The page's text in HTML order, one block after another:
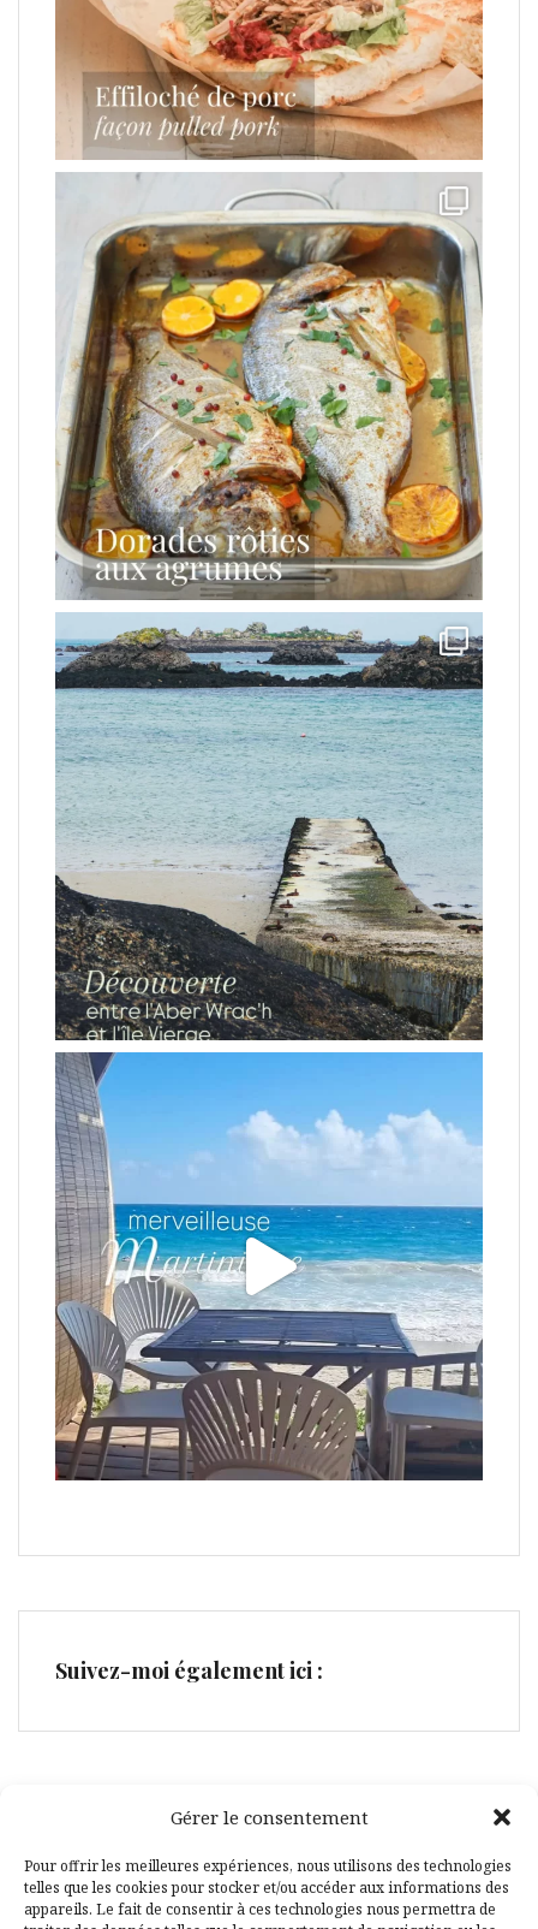
Gérer le consentement
Pour offrir les meilleures expériences, nous utilisons des technologies
telles que les cookies pour stocker et/ou accéder aux informations des
appareils. Le fait de consentir à ces technologies nous permettra de
Suivez-moi également ici :
Facebook
Pinterest